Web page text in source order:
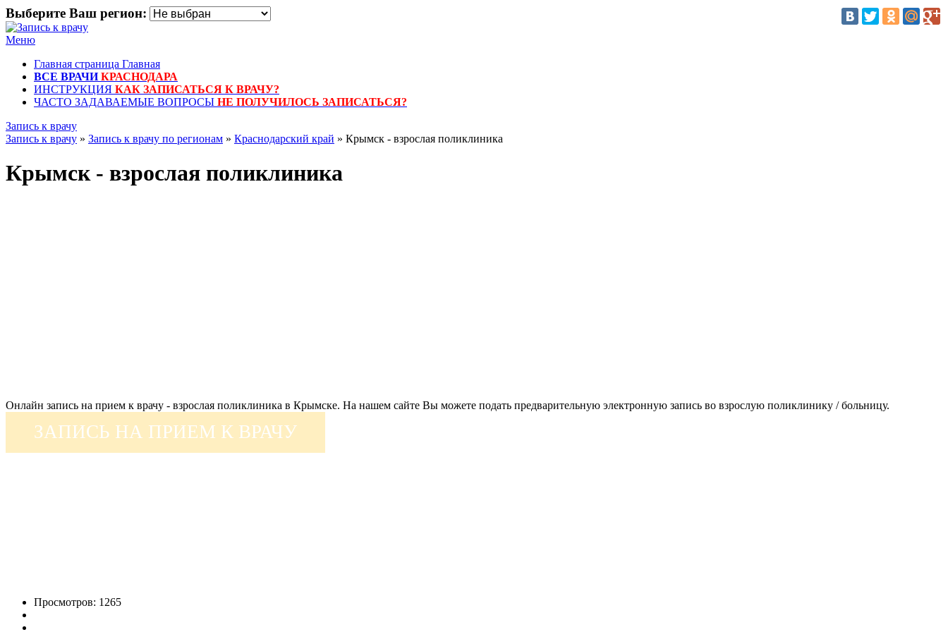
Выберите Ваш регион:
Меню
Главная страница Главная
ВСЕ ВРАЧИ КРАСНОДАРА
ИНСТРУКЦИЯ КАК ЗАПИСАТЬСЯ К ВРАЧУ?
ЧАСТО ЗАДАВАЕМЫЕ ВОПРОСЫ НЕ ПОЛУЧИЛОСЬ ЗАПИСАТЬСЯ?
Запись к врачу
Запись к врачу » Запись к врачу по регионам » Краснодарский край » Крымск - взрослая поликлиника
Крымск - взрослая поликлиника
Онлайн запись на прием к врачу - взрослая поликлиника в Крымске. На нашем сайте Вы можете подать предварительную электронную запись во взрослую поликлинику / больницу.
ЗАПИСЬ НА ПРИЕМ К ВРАЧУ
Просмотров: 1265